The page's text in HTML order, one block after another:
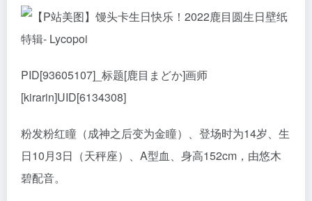
PID[93605107]_标题[鹿目まどか]画师
[kirarin]UID[6134308]
粉发粉红瞳（成神之后变为金瞳）、登场时为14岁、生
日10月3日（天秤座）、A型血、身高152cm，由悠木
碧配音。